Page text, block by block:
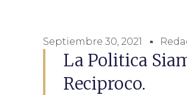
Septiembre 30, 2021
La Politica
Reciproco.